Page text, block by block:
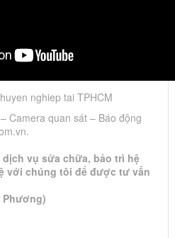
nghiep tai TPHCM
Camera quan sát – Báo động
vụ sửa chữa, bảo trì hệ
với chúng tôi để được tư vấn
Phương)